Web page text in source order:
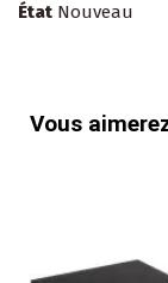
État Nouveau
Vous